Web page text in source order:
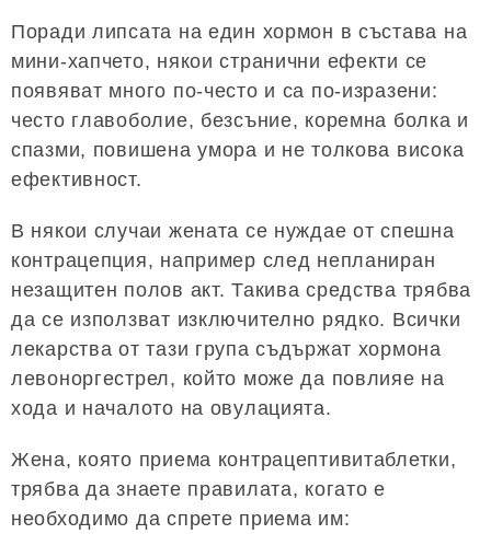
Поради липсата на един хормон в състава на
мини-хапчето, някои странични ефекти се
появяват много по-често и са по-изразени:
често главоболие, безсъние, коремна болка и
спазми, повишена умора и не толкова висока
ефективност.
В някои случаи жената се нуждае от спешна
контрацепция, например след непланиран
незащитен полов акт. Такива средства трябва
да се използват изключително рядко. Всички
лекарства от тази група съдържат хормона
левоноргестрел, който може да повлияе на
хода и началото на овулацията.
Жена, която приема контрацептивитаблетки,
трябва да знаете правилата, когато е
необходимо да спрете приема им: